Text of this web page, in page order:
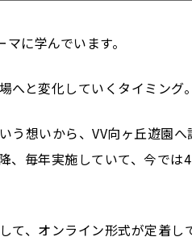
に学んでいます。
と変化していくタイミング。
う想いから、VV向ヶ丘遊園
毎年実施していて、今では
、オンライン形式が定着し